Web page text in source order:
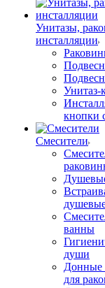
Унитазы,
инсталляции
Унитаз-
кнопки
Смесители
ванны
души
Донные
для